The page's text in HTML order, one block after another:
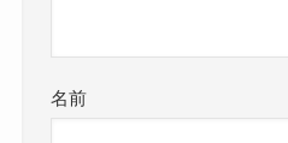
名前